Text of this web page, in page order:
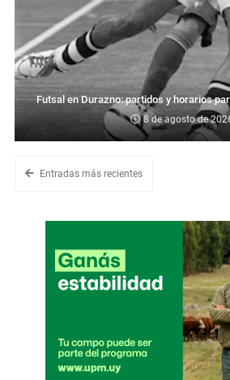
Futsal en Durazno: partidos y horarios
8 de agosto de
Entradas más recientes